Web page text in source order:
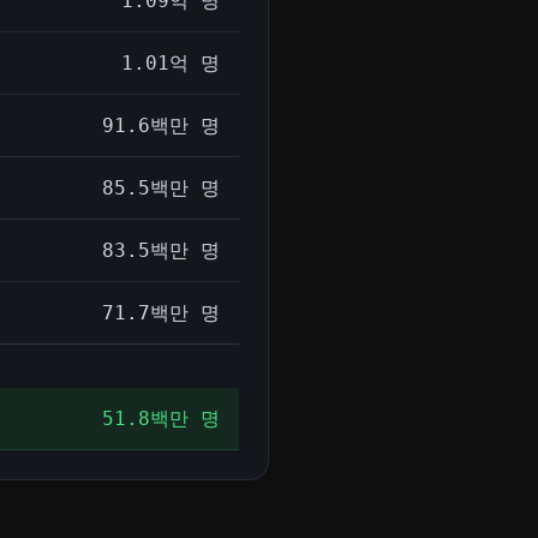
1.01억 명
91.6백만 명
85.5백만 명
83.5백만 명
71.7백만 명
51.8백만 명